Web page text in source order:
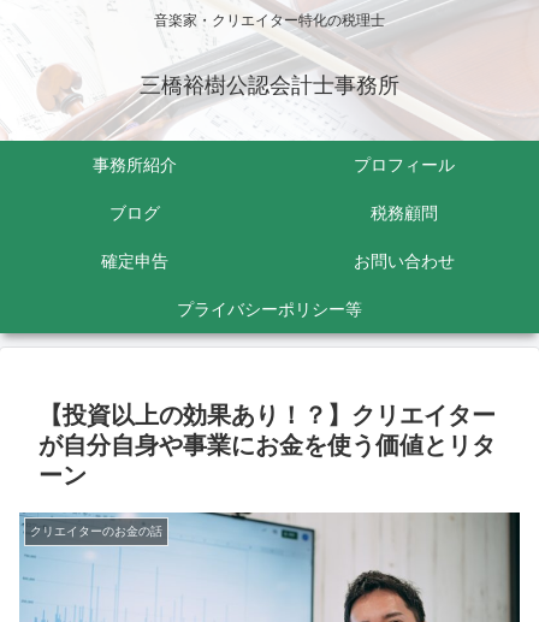
音楽家・クリエイター特化の税理士
三橋裕樹公認会計士事務所
事務所紹介 プロフィール
ブログ 税務顧問
確定申告 お問い合わせ
プライバシーポリシー等
【投資以上の効果あり！？】クリエイター
が自分自身や事業にお金を使う価値とリタ
ーン
クリエイターのお金の話